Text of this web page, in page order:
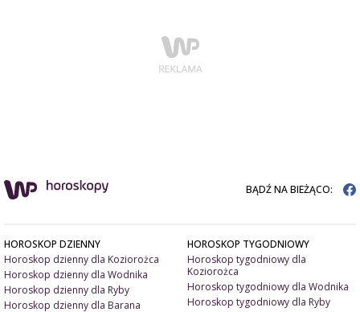
BĄDŹ NA BIEŻĄCO:
HOROSKOP DZIENNY
Horoskop dzienny dla Koziorożca
Horoskop dzienny dla Wodnika
Horoskop dzienny dla Ryby
Horoskop dzienny dla Barana
HOROSKOP TYGODNIOWY
Horoskop tygodniowy dla
Koziorożca
Horoskop tygodniowy dla Wodnika
Horoskop tygodniowy dla Ryby